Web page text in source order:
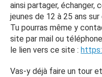
ainsi partager, échanger,
jeunes de 12 à 25 ans
Tu pourras même y
site par mail ou
le lien vers ce site :
Vas-y déjà faire un tour